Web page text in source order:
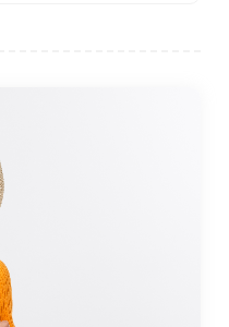
близлежащих городах,
отдыха спокойную
активными водными
кайтсерфинг и
особенно в
ветры и
делают этот регион